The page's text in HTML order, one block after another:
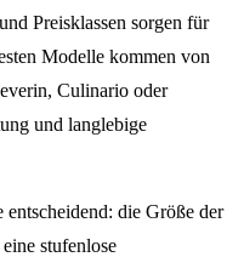
Preisklassen sorgen für
Modelle kommen von
Culinario oder
und langlebige
die Größe der
stufenlose